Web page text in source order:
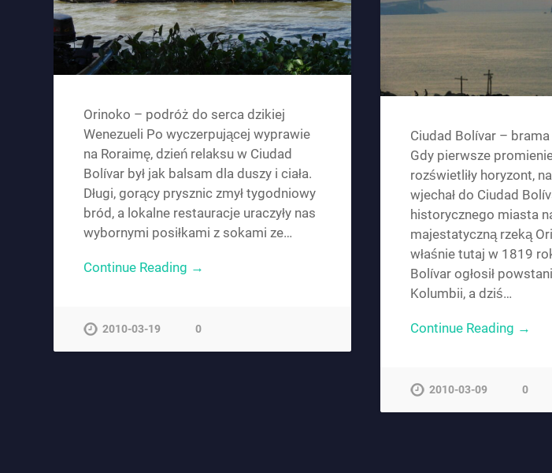
Orinoko – podróż do serca dzikiej
Wenezueli Po wyczerpującej wyprawie
na Roraimę, dzień relaksu w Ciudad
Bolívar był jak balsam dla duszy i ciała.
Długi, gorący prysznic zmył tygodniowy
bród, a lokalne restauracje uraczyły nas
wybornymi posiłkami z sokami ze…
Continue Reading →
2010-03-19 0
Ciudad Bolívar –
Gdy pierwsze
rozświetliły horyzont,
wjechał do Ciudad
historycznego miasta
majestatyczną rzeką
właśnie tutaj w 1819
Bolívar ogłosił
Kolumbii, a dziś…
Continue Reading →
2010-03-09 0